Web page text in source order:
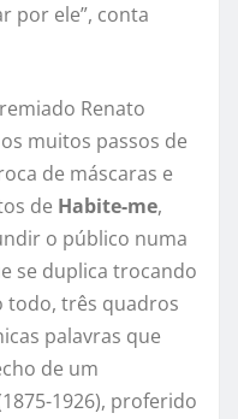
por ele”, conta
Renato
muitos passos de
de máscaras e
de Habite-me,
o público numa
se duplica trocando
todo, três quadros
palavras que
de um
1926), proferido